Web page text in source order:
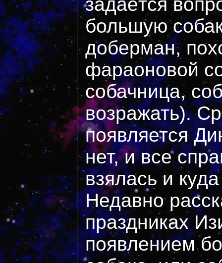
большую
доберман,
фараоновой
собачница,
возражать).
появляется
нет, и все
взялась и
Недавно
праздниках
появлением